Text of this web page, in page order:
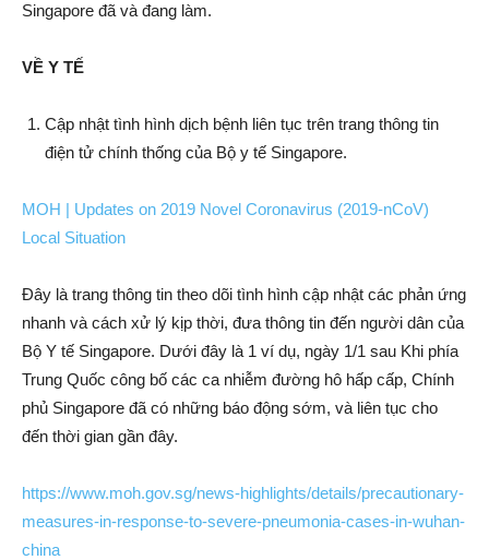
Singapore đã và đang làm.
VỀ Y TẾ
Cập nhật tình hình dịch bệnh liên tục trên trang thông tin
điện tử chính thống của Bộ y tế Singapore.
MOH | Updates on 2019 Novel Coronavirus (2019-nCoV)
Local Situation
Đây là trang thông tin theo dõi tình hình cập nhật các phản ứng
nhanh và cách xử lý kịp thời, đưa thông tin đến người dân của
Bộ Y tế Singapore. Dưới đây là 1 ví dụ, ngày 1/1 sau Khi phía
Trung Quốc công bố các ca nhiễm đường hô hấp cấp, Chính
phủ Singapore đã có những báo động sớm, và liên tục cho
đến thời gian gần đây.
https://www.moh.gov.sg/news-highlights/details/precautionary-
measures-in-response-to-severe-pneumonia-cases-in-wuhan-
china